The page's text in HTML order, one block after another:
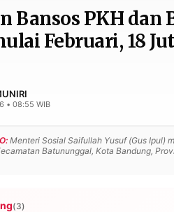
Bansos PKH dan
Februari, 18
• 08:55 WIB
Menteri Sosial Saifullah Yusuf (Gus Ipul)
Batununggal, Kota Bandung,
(3)